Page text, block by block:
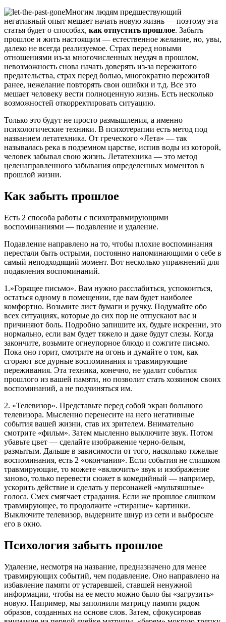
Многим людям предшествующий
негативный опыт мешает начать новую жизнь — поэтому эта
статья будет о способах, как отпустить прошлое. Забыть
прошлое и жить настоящим — естественное желание, но, увы,
далеко не всегда реализуемое. Страх перед новыми
отношениями из-за многочисленных неудач в прошлом,
невозможность снова начать доверять из-за пережитого
предательства, страх перед болью, многократно пережитой
ранее, нежелание повторять свои ошибки и т.д. Все это
мешает человеку вести полноценную жизнь. Есть несколько
возможностей откорректировать ситуацию.
Только это будут не просто размышления, а именно
психологические техники. В психотерапии есть метод под
названием летатехника. От греческого «Лета» — так
называлась река в подземном царстве, испив воды из которой,
человек забывал свою жизнь. Летатехника — это метод
целенаправленного забывания определенных моментов в
прошлой жизни.
Как забыть прошлое
Есть 2 способа работы с психотравмирующими
воспоминаниями — подавление и удаление.
Подавление направлено на то, чтобы плохие воспоминания
перестали быть острыми, постоянно напоминающими о себе в
самый неподходящий момент. Вот несколько упражнений для
подавления воспоминаний.
1.»Горящее письмо». Вам нужно расслабиться, успокоиться,
остаться одному в помещении, где вам будет наиболее
комфортно. Возьмите лист бумаги и ручку. Подумайте обо
всех ситуациях, которые до сих пор не отпускают вас и
причиняют боль. Подробно запишите их, будьте искренни, это
нормально, если вам будет тяжело и даже будут слезы. Когда
закончите, возьмите огнеупорное блюдо и сожгите письмо.
Пока оно горит, смотрите на огонь и думайте о том, как
сгорают все дурные воспоминания и травмирующие
переживания. Эта техника, конечно, не удалит события
прошлого из вашей памяти, но позволит стать хозяином своих
воспоминаний, а не подчиняться им.
2. «Телевизор». Представьте перед собой экран большого
телевизора. Мысленно перенесите на него негативные
события вашей жизни, став их зрителем. Внимательно
смотрите «фильм». Затем мысленно выключите звук. Потом
убавьте цвет — сделайте изображение черно-белым,
размытым. Дальше в зависимости от того, насколько тяжелые
воспоминания, есть 2 «окончания». Если события не слишком
травмирующие, то можете «включить» звук и изображение
заново, только перевести сюжет в комедийный — например,
ускорить действие и сделать у персонажей «мультяшные»
голоса. Смех смягчает страдания. Если же прошлое слишком
травмирующее, то продолжите «стирание» картинки.
Выключите телевизор, выдерните шнур из сети и выбросьте
его в окно.
Психология забыть прошлое
Удаление, несмотря на название, предназначено для менее
травмирующих событий, чем подавление. Оно направлено на
избавление памяти от устаревшей, ставшей ненужной
информации, чтобы на ее место можно было бы «загрузить»
новую. Например, мы заполнили матрицу памяти рядом
образов, созданных на основе слов. Затем, сфокусировав